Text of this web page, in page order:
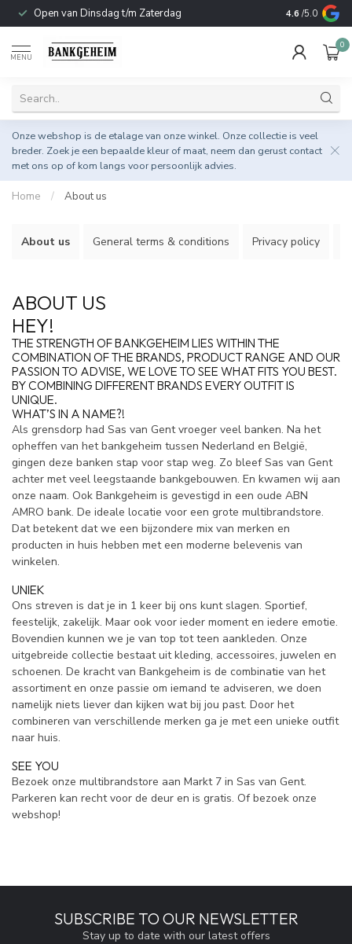
Open van Dinsdag t/m Zaterdag Duurzame &
4.6 /5.0
MENU
0
Onze webshop is de etalage van onze winkel. Onze collectie is veel
breder. Zoek je een bepaalde kleur of maat, neem dan gerust contact
met ons op of kom langs voor persoonlijk advies.
Home / About us
About us General terms & conditions Privacy policy
ABOUT US
HEY!
THE STRENGTH OF BANKGEHEIM LIES WITHIN THE
COMBINATION OF THE BRANDS, PRODUCT RANGE AND OUR
PASSION TO ADVISE, WE LOVE TO SEE WHAT FITS YOU BEST.
BY COMBINING DIFFERENT BRANDS EVERY OUTFIT IS
UNIQUE.
WHAT’S IN A NAME?!
Als grensdorp had Sas van Gent vroeger veel banken. Na het
opheffen van het bankgeheim tussen Nederland en België,
gingen deze banken stap voor stap weg. Zo bleef Sas van Gent
achter met veel leegstaande bankgebouwen. En kwamen wij aan
onze naam. Ook Bankgeheim is gevestigd in een oude ABN
AMRO bank. De ideale locatie voor een grote multibrandstore.
Dat betekent dat we een bijzondere mix van merken en
producten in huis hebben met een moderne belevenis van
winkelen.
UNIEK
Ons streven is dat je in 1 keer bij ons kunt slagen. Sportief,
feestelijk, zakelijk. Maar ook voor ieder moment en iedere emotie.
Bovendien kunnen we je van top tot teen aankleden. Onze
uitgebreide collectie bestaat uit kleding, accessoires, juwelen en
schoenen. De kracht van Bankgeheim is de combinatie van het
assortiment en onze passie om iemand te adviseren, we doen
namelijk niets liever dan kijken wat bij jou past. Door het
combineren van verschillende merken ga je met een unieke outfit
naar huis.
SEE YOU
Bezoek onze multibrandstore aan Markt 7 in Sas van Gent.
Parkeren kan recht voor de deur en is gratis. Of bezoek onze
webshop!
SUBSCRIBE TO OUR NEWSLETTER
Stay up to date with our latest offers